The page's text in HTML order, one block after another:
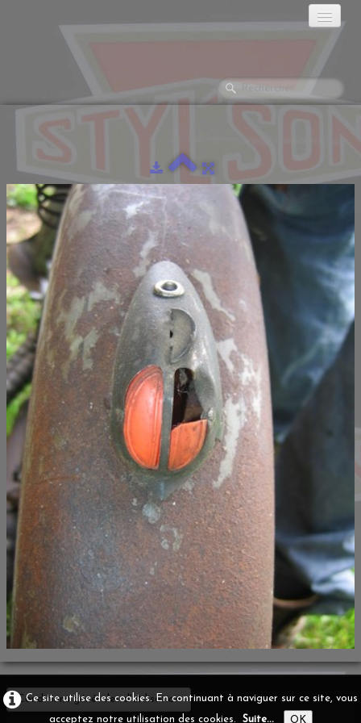
HISTORIQUE
LES MOTOS
LA RÉCLAME
LES MONTES.
DOCUMENTATION
L'ATELIER
Conditions générales d'utilisation
Ce site utilise des cookies. En continuant à naviguer sur ce site, vous
acceptez notre utilisation des cookies. Suite... OK